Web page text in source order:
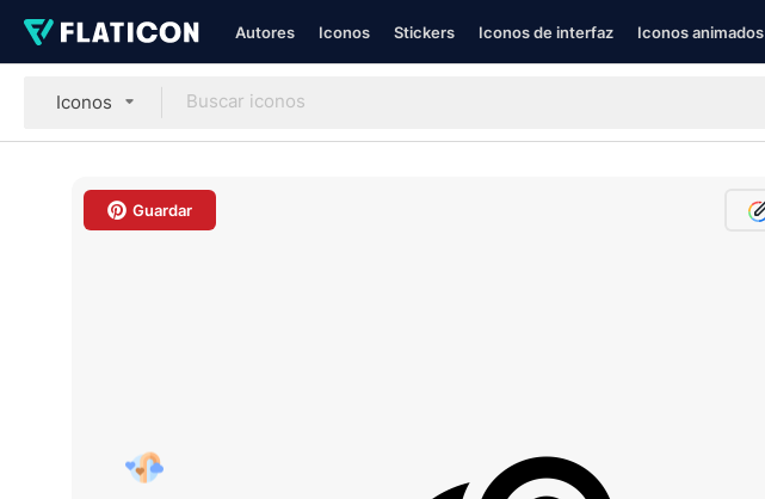
Autores Iconos Stickers Iconos de interfaz Iconos animados
Iconos
Guardar